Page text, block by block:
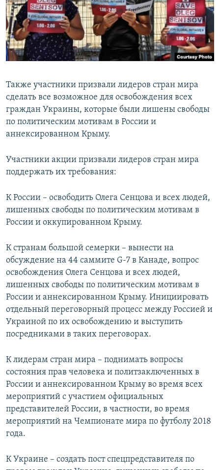
Также участники призвали лидеров стран мира
сделать все возможное для освобождения всех
граждан Украины, которые были лишены свободы
по политическим мотивам в России и
аннексированном Крыму.
Участники акции призвали лидеров стран мира
поддержать их требования:
К России – освободить Олега Сенцова и всех людей,
лишенных свободы по политическим мотивам в
России и оккупированном Крыму.
К странам большой семерки – вынести на
обсуждение на 44 саммите G-7 в Канаде, вопрос
освобождения Олега Сенцова и всех людей,
лишенных свободы по политическим мотивам в
России и аннексированном Крыму. Инициировать
отдельный переговорный процесс между Россией и
Украиной по их освобождению и выступить
посредниками в таких переговорах.
К лидерам стран мира – поднимать вопросы
состояния прав человека и политзаключенных в
России и аннексированном Крыму во время всех
мероприятий с участием официальных
представителей России, в частности, во время
мероприятий на Чемпионате мира по футболу 2018
года.
К Украине – создать пост спецпредставителя по